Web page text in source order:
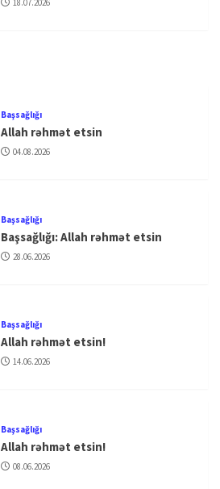
18.07.2026
Başsağlığı
Allah rəhmət etsin
04.08.2026
Başsağlığı
Başsağlığı: Allah rəhmət etsin
28.06.2026
Başsağlığı
Allah rəhmət etsin!
14.06.2026
Başsağlığı
Allah rəhmət etsin!
08.06.2026